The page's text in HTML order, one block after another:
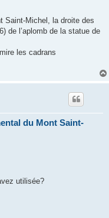
Saint-Michel, la droite des
de l’aplomb de la statue de
les cadrans
du Mont Saint-
utilisée?